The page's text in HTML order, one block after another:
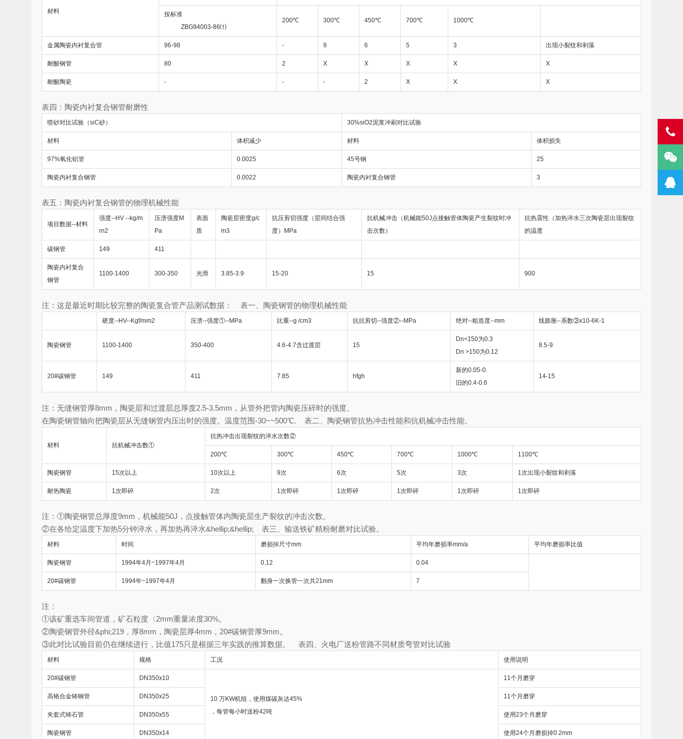
材料
按标准
ZBG94003-86⑴
200℃ 300℃ 450℃ 700℃ 1000℃
金属陶瓷内衬复合管 96-98 - 9 6 5 3 出现小裂纹和剥落
耐酸钢管 80 2 X X X X X
耐酸陶瓷 - - - 2 X X X
表四：陶瓷内衬复合钢管耐磨性
喷砂对比试验（siC砂） 30%siO2泥浆冲刷对比试验
材料 体积减少 材料 体积损失
97%氧化铝管 0.0025 45号钢 25
陶瓷内衬复合钢管 0.0022 陶瓷内衬复合钢管 3
表五：陶瓷内衬复合钢管的物理机械性能
项目数据--材料
强度--HV --kg/m
rn2
压溃强度M
Pa
表面
质
陶瓷层密度g/c
m3
抗压剪切强度（层间结合强
度）MPa
抗机械冲击（机械能50J点接触管体陶瓷产生裂纹时冲
击次数）
抗热震性（加热淬水三次陶瓷层出现裂纹
的温度
碳钢管 149 411
陶瓷内衬复合
钢管
1100-1400 300-350 光滑 3.85-3.9 15-20 15 900
注：这是最近时期比较完整的陶瓷复合管产品测试数据： 表一、陶瓷钢管的物理机械性能
硬度--HV--Kgf/mm2 压溃--强度①--MPa 比重--g /cm3 抗抗剪切--强度②--MPa 绝对--粗造度--mm 线膨胀--系数③x10-6K-1
陶瓷钢管 1100-1400 350-400 4.6-4.7含过渡层 15
Dn<150为0.3
Dn >150为0.12
8.5-9
20#碳钢管 149 411 7.85 hfgh
新的0.05-0.
旧的0.4-0.6
14-15
注：无缝钢管厚8mm，陶瓷层和过渡层总厚度2.5-3.5mm，从管外把管内陶瓷压碎时的强度。
在陶瓷钢管轴向把陶瓷层从无缝钢管内压出时的强度。温度范围-30~~500℃. 表二、陶瓷钢管抗热冲击性能和抗机械冲击性能。
材料 抗机械冲击数①
抗热冲击出现裂纹的淬水次数②
200℃ 300℃ 450℃ 700℃ 1000℃ 1100℃
陶瓷钢管 15次以上 10次以上 9次 6次 5次 3次 1次出现小裂纹和剥落
耐热陶瓷 1次即碎 2次 1次即碎 1次即碎 1次即碎 1次即碎 1次即碎
注：①陶瓷钢管总厚度9mm，机械能50J，点接触管体内陶瓷层生产裂纹的冲击次数。
②在各给定温度下加热5分钟淬水，再加热再淬水&hellip;&hellip; 表三、输送铁矿精粉耐磨对比试验。
材料 时间 磨损掉尺寸mm 平均年磨损率mm/a 平均年磨损率比值
陶瓷钢管 1994年4月~1997年4月 0.12 0.04
20#碳钢管 1994年~1997年4月 翻身一次换管一次共21mm 7
注：
①该矿重选车间管道，矿石粒度〈2mm重量浓度30%。
②陶瓷钢管外径&phi;219，厚8mm，陶瓷层厚4mm，20#碳钢管厚9mm。
③此对比试验目前仍在继续进行，比值175只是根据三年实践的推算数据。 表四、火电厂送粉管路不同材质弯管对比试验
材料 规格 工况 使用说明
20#碳钢管 DN350x10
10 万KW机组，使用煤碳灰达45%
，每管每小时送粉42吨
11个月磨穿
高铬合金铸钢管 DN350x25 11个月磨穿
夹套式铸石管 DN350x55 使用23个月磨穿
陶瓷钢管 DN350x14 使用24个月磨损掉0.2mm